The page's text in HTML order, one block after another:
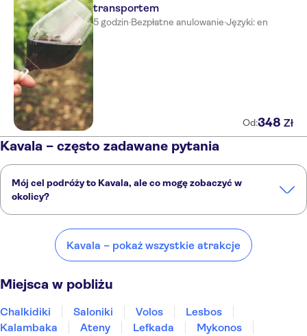
transportem
5 godzin·Bezpłatne anulowanie·Języki: en
Od:348 Zł
Kavala – często zadawane pytania
Mój cel podróży to Kavala, ale co mogę zobaczyć w
okolicy?
ciekawe miejsca, takie jak:
Saloniki Volos
Kavala – pokaż wszystkie atrakcje
Miejsca w pobliżu
Chalkidiki Saloniki Volos
Lesbos
Kalambaka
Ateny Lefkada
Mykonos